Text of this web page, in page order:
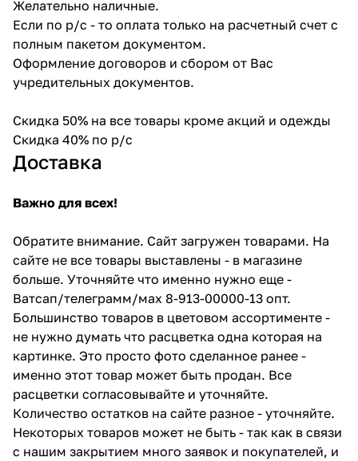
Желательно наличные.
Если по р/с - то оплата только на расчетный счет с
полным пакетом документом.
Оформление договоров и сбором от Вас
учредительных документов.
Скидка 50% на все товары кроме акций и одежды
Скидка 40% по р/с
Доставка
Важно для всех!
Обратите внимание. Сайт загружен товарами. На
сайте не все товары выставлены - в магазине
больше. Уточняйте что именно нужно еще -
Ватсап/телеграмм/мах 8-913-00000-13 опт.
Большинство товаров в цветовом ассортименте -
не нужно думать что расцветка одна которая на
картинке. Это просто фото сделанное ранее -
именно этот товар может быть продан. Все
расцветки согласовывайте и уточняйте.
Количество остатков на сайте разное - уточняйте.
Некоторых товаров может не быть - так как в связи
с нашим закрытием много заявок и покупателей, и